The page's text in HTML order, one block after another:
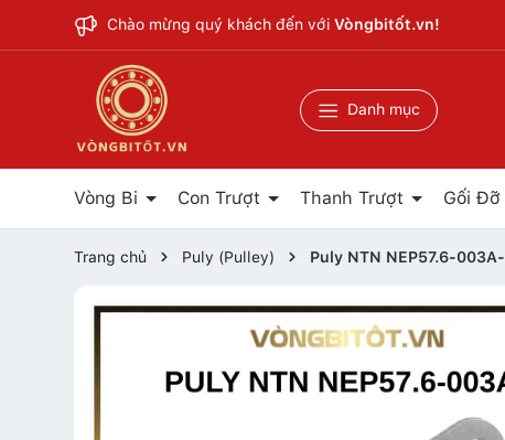
Chào mừng quý khách đến với Vòngbitốt.vn!
Danh mục
Vòng Bi Con Trượt Thanh Trượt Gối Đỡ
Trang chủ Puly (Pulley) Puly NTN NEP57.6-